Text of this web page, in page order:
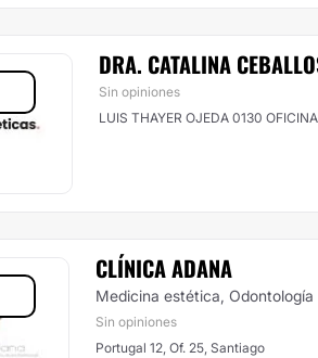
DRA. CATALINA
Sin opiniones
LUIS THAYER OJEDA 0130
CLÍNICA ADANA
Medicina estética, Odontología
Sin opiniones
Portugal 12, Of. 25, Santiago